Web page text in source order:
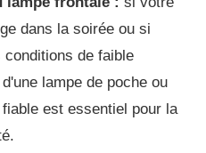
dans la soirée ou si
de faible
lampe de poche ou
est essentiel pour la